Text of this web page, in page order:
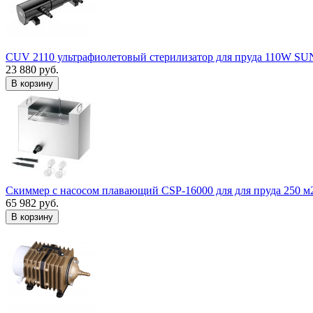
CUV 2110 ультрафиолетовый стерилизатор для пруда 110W
23 880 руб.
В корзину
Скиммер с насосом плавающий CSP-16000 для для пруда 250
65 982 руб.
В корзину